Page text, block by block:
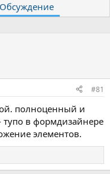
Обсуждение
#81
полноценный и
тупо в формдизайнере
элементов.